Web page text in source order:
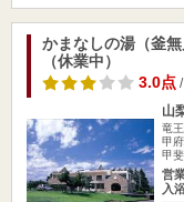
かまなしの湯（釜
（休業中）
3.0点/
山
竜
甲
甲
営
入